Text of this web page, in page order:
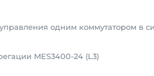
одним коммутатором в
MES3400-24 (L3)